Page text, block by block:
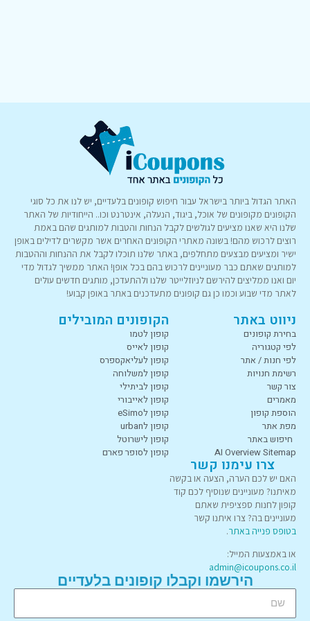
האתר הגדול ביותר בישראל עבור חיפוש קופונים בלעדיים, יש לנו את כל סוגי
הקופונים מקופונים של אוכל, ביגוד, הנעלה, אינטרנט וכו.. הייחודיות של האתר
שלנו היא שאנו מציעים לגולשים לקבל הנחות והטבות למותגים שהם באמת
רוצים לרכוש מהם! בשונה מאתרי הקופונים האחרים אשר מקשרים לדילים באופן
ישיר ומציעים מבצעים מתחלפים, באתר שלנו תוכלו לקבל את ההנחות וההטבות
למותגים שאתם כבר מעוניינים לרכוש בהם בכל אופן! האתר ממשיך לגדול מדי
יום ואנו ממליצים להירשם לניוזלייטר שלנו ולהתעדכן, מותגים חדשים עולים
לאתר מדי שבוע וכמו כן גם קופונים מתעדכנים באתר באופן קבוע!
ניווט באתר
בחירת קופונים
לפי קטגוריה
לפי חנות / אתר
רשימת חנויות
צור קשר
מאמרים
הוספת קופון
מפת אתר
חיפוש באתר
AI Overview Sitemap
הקופונים המובילים
קופון לטמו
קופון לאייס
קופון לעליאקספרס
קופון למשלוחה
קופון לביתילי
קופון לאייבורי
קופון לeSimo
קופון לurban
קופון לישרוטל
קופון לסופר פארם
צרו עימנו קשר
האם יש לכם הערה, הצעה או בקשה
מאיתנו? מעוניינים שנוסיף לכם קוד
קופון לחנות ספציפית שאתם
מעוניינים בה? צרו איתנו קשר
בטופס פנייה באתר.
או באמצעות המייל:
admin@icoupons.co.il
הירשמו וקבלו קופונים בלעדיים